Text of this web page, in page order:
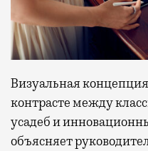
Визуальная
контрасте между
усадеб и
объясняет